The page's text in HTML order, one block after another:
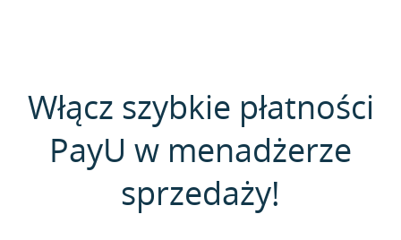
Włącz szybkie płatności
PayU w menadżerze
sprzedaży!